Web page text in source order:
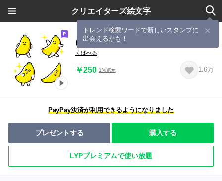
クリエイターズ絵文字
トレンド検索ワードで新しいスタンプに
出会えるかも！
にっこりバナナ 動く絵文字
くぱべる
￥250 1%還元 1.6万
PayPay決済が利用できるようになりました
プレゼントする 購入する
LYPプレミアムで使い放題